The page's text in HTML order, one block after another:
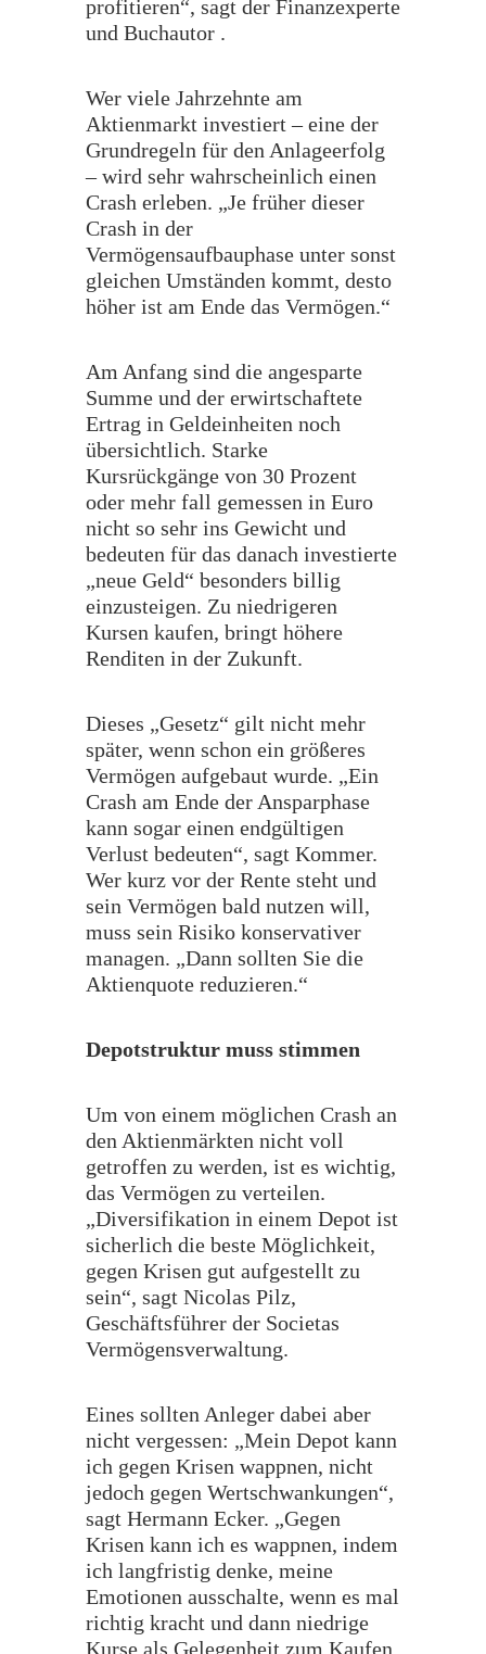
profitieren“, sagt der Finanzexperte
und Buchautor .
​Wer viele Jahrzehnte am
Aktienmarkt investiert – eine der
Grundregeln für den Anlageerfolg
– wird sehr wahrscheinlich einen
Crash erleben. „Je früher dieser
Crash in der
Vermögensaufbauphase unter sonst
gleichen Umständen kommt, desto
höher ist am Ende das Vermögen.“
​Am Anfang sind die angesparte
Summe und der erwirtschaftete
Ertrag in Geldeinheiten noch
übersichtlich. Starke
Kursrückgänge von 30 Prozent
oder mehr fall gemessen in Euro
nicht so sehr ins Gewicht und
bedeuten für das danach investierte
„neue Geld“ besonders billig
einzusteigen. Zu niedrigeren
Kursen kaufen, bringt höhere
Renditen in der Zukunft.
​Dieses „Gesetz“ gilt nicht mehr
später, wenn schon ein größeres
Vermögen aufgebaut wurde. „Ein
Crash am Ende der Ansparphase
kann sogar einen endgültigen
Verlust bedeuten“, sagt Kommer.
Wer kurz vor der Rente steht und
sein Vermögen bald nutzen will,
muss sein Risiko konservativer
managen. „Dann sollten Sie die
Aktienquote reduzieren.“
​Depotstruktur muss stimmen
​Um von einem möglichen Crash an
den Aktienmärkten nicht voll
getroffen zu werden, ist es wichtig,
das Vermögen zu verteilen.
„Diversifikation in einem Depot ist
sicherlich die beste Möglichkeit,
gegen Krisen gut aufgestellt zu
sein“, sagt Nicolas Pilz,
Geschäftsführer der Societas
Vermögensverwaltung.
​Eines sollten Anleger dabei aber
nicht vergessen: „Mein Depot kann
ich gegen Krisen wappnen, nicht
jedoch gegen Wertschwankungen“,
sagt Hermann Ecker. „Gegen
Krisen kann ich es wappnen, indem
ich langfristig denke, meine
Emotionen ausschalte, wenn es mal
richtig kracht und dann niedrige
Kurse als Gelegenheit zum Kaufen